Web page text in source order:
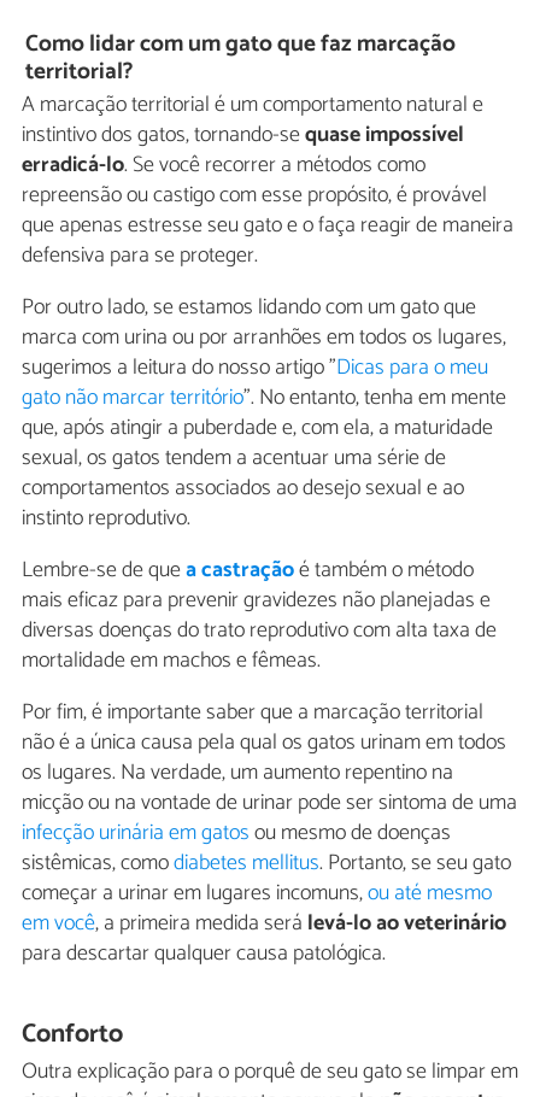
Como lidar com um gato que faz marcação
territorial?
A marcação territorial é um comportamento natural e
instintivo dos gatos, tornando-sequase impossível
erradicá-lo. Se você recorrer a métodos como
repreensão ou castigo com esse propósito, é provável
que apenas estresse seu gato e o faça reagir de maneira
defensiva para se proteger.
Por outro lado, se estamos lidando com um gato que
marca com urina ou por arranhões em todos os lugares,
sugerimos a leitura do nosso artigo "Dicas para o meu
gato não marcar território". No entanto, tenha em mente
que, após atingir a puberdade e, com ela, a maturidade
sexual, os gatos tendem a acentuar uma série de
comportamentos associados ao desejo sexual e ao
instinto reprodutivo.
Lembre-se de quea castraçãoé também o método
mais eficaz para prevenir gravidezes não planejadas e
diversas doenças do trato reprodutivo com alta taxa de
mortalidade em machos e fêmeas.
Por fim, é importante saber que a marcação territorial
não é a única causa pela qual os gatos urinam em todos
os lugares. Na verdade, um aumento repentino na
micção ou na vontade de urinar pode ser sintoma de uma
infecção urinária em gatosou mesmo de doenças
sistêmicas, comodiabetes mellitus. Portanto, se seu gato
começar a urinar em lugares incomuns,ou até mesmo
em você, a primeira medida será levá-lo ao veterinário
para descartar qualquer causa patológica.
Conforto
Outra explicação para o porquê de seu gato se limpar em